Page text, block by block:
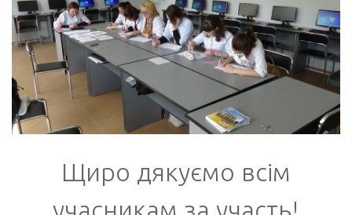
Щиро дякуємо всім